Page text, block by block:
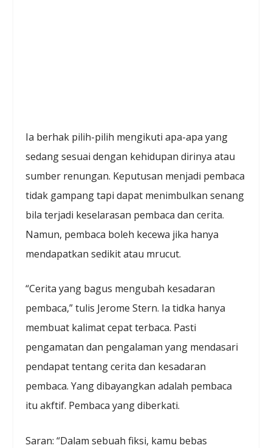
Ia berhak pilih-pilih mengikuti apa-apa yang
sedang sesuai dengan kehidupan dirinya atau
sumber renungan. Keputusan menjadi pembaca
tidak gampang tapi dapat menimbulkan senang
bila terjadi keselarasan pembaca dan cerita.
Namun, pembaca boleh kecewa jika hanya
mendapatkan sedikit atau mrucut.
“Cerita yang bagus mengubah kesadaran
pembaca,” tulis Jerome Stern. Ia tidka hanya
membuat kalimat cepat terbaca. Pasti
pengamatan dan pengalaman yang mendasari
pendapat tentang cerita dan kesadaran
pembaca. Yang dibayangkan adalah pembaca
itu akftif. Pembaca yang diberkati.
Saran: “Dalam sebuah fiksi, kamu bebas